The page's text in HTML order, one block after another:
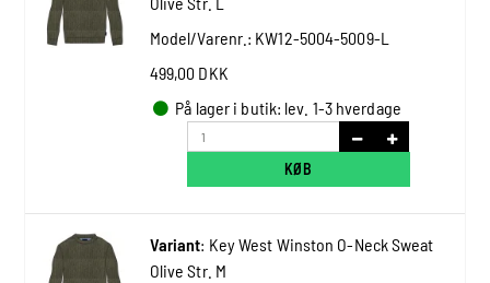
Model/Varenr.: KW12-5004-5009-L
499,00 DKK
På lager i butik: lev. 1-3 hverdage
KØB
Variant: Key West Winston O-Neck Sweat
Olive Str. M